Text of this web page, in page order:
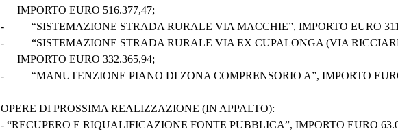
IMPORTO EURO 516.377,47;
-
“SISTEMAZIONE STRADA RURALE VIA MACCHIE”, IMPORTO EURO
-
“SISTEMAZIONE STRADA RURALE VIA EX CUPALONGA (VIA
IMPORTO EURO 332.365,94;
-
“MANUTENZIONE PIANO DI ZONA COMPRENSORIO A”, IMPORTO
OPERE DI PROSSIMA REALIZZAZIONE (IN APPALTO):
- “RECUPERO E RIQUALIFICAZIONE FONTE PUBBLICA”, IMPORTO EURO